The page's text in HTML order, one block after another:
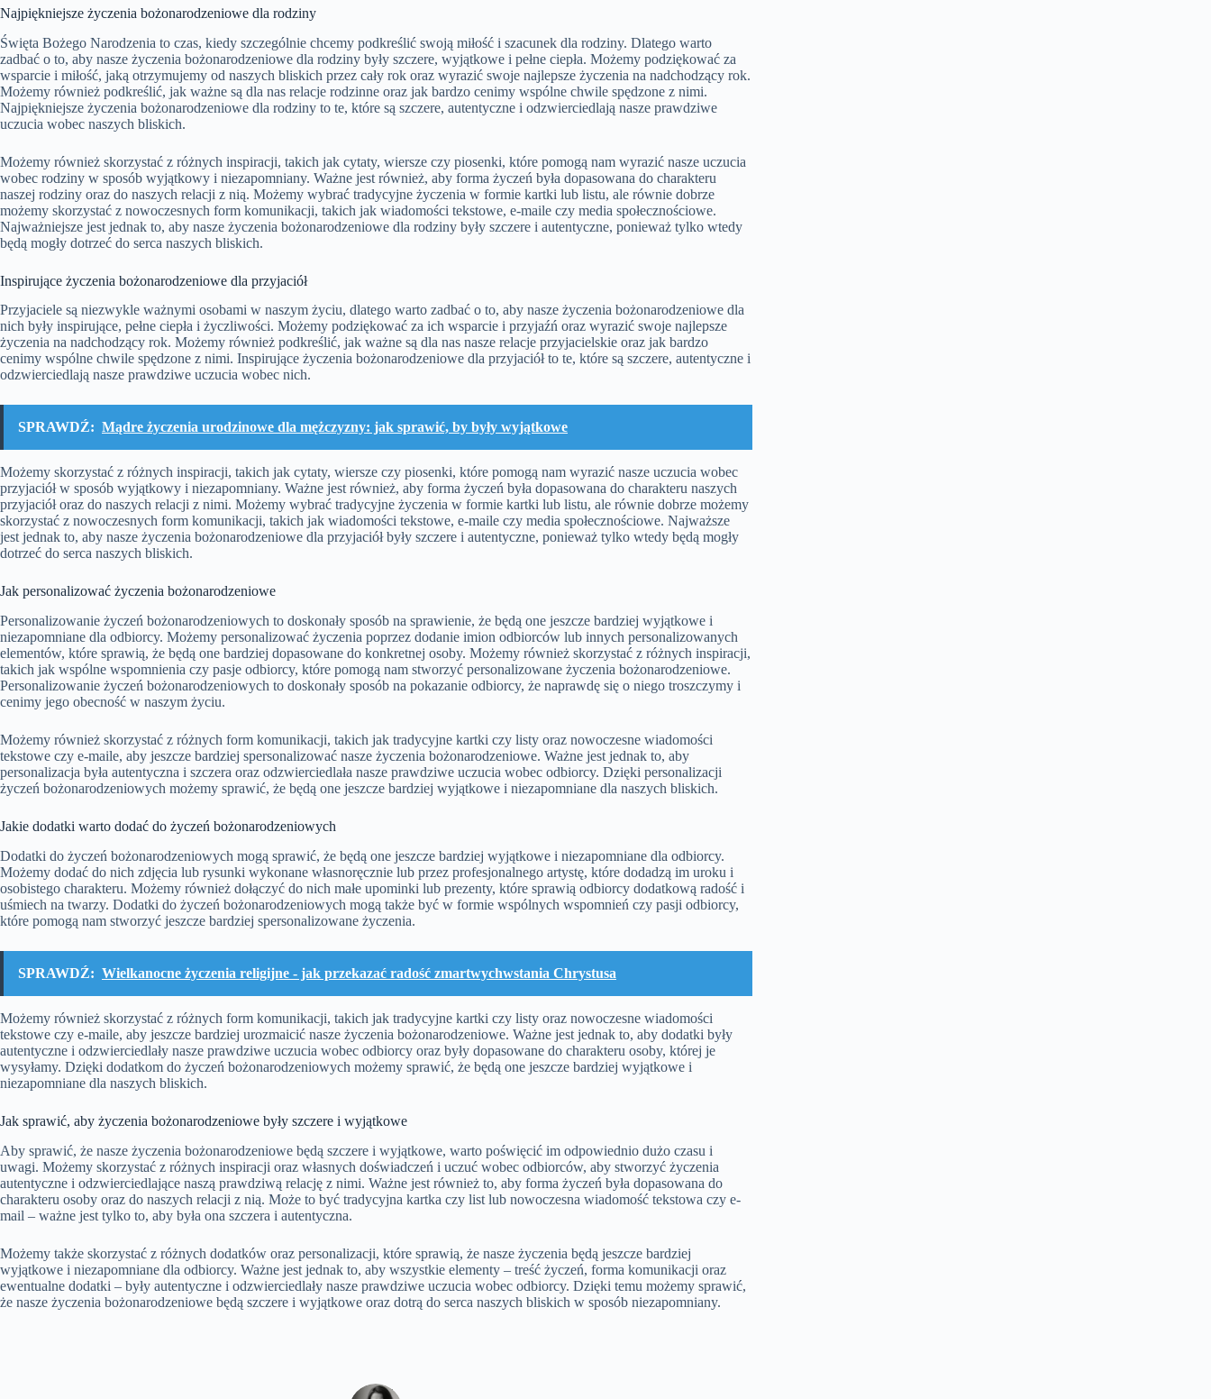
Najpiękniejsze życzenia bożonarodzeniowe dla rodziny
Święta Bożego Narodzenia to czas, kiedy szczególnie chcemy podkreślić swoją miłość i szacunek dla rodziny. Dlatego warto
zadbać o to, aby nasze życzenia bożonarodzeniowe dla rodziny były szczere, wyjątkowe i pełne ciepła. Możemy podziękować za
wsparcie i miłość, jaką otrzymujemy od naszych bliskich przez cały rok oraz wyrazić swoje najlepsze życzenia na nadchodzący rok.
Możemy również podkreślić, jak ważne są dla nas relacje rodzinne oraz jak bardzo cenimy wspólne chwile spędzone z nimi.
Najpiękniejsze życzenia bożonarodzeniowe dla rodziny to te, które są szczere, autentyczne i odzwierciedlają nasze prawdziwe
uczucia wobec naszych bliskich.
Możemy również skorzystać z różnych inspiracji, takich jak cytaty, wiersze czy piosenki, które pomogą nam wyrazić nasze uczucia
wobec rodziny w sposób wyjątkowy i niezapomniany. Ważne jest również, aby forma życzeń była dopasowana do charakteru
naszej rodziny oraz do naszych relacji z nią. Możemy wybrać tradycyjne życzenia w formie kartki lub listu, ale równie dobrze
możemy skorzystać z nowoczesnych form komunikacji, takich jak wiadomości tekstowe, e-maile czy media społecznościowe.
Najważniejsze jest jednak to, aby nasze życzenia bożonarodzeniowe dla rodziny były szczere i autentyczne, ponieważ tylko wtedy
będą mogły dotrzeć do serca naszych bliskich.
Inspirujące życzenia bożonarodzeniowe dla przyjaciół
Przyjaciele są niezwykle ważnymi osobami w naszym życiu, dlatego warto zadbać o to, aby nasze życzenia bożonarodzeniowe dla
nich były inspirujące, pełne ciepła i życzliwości. Możemy podziękować za ich wsparcie i przyjaźń oraz wyrazić swoje najlepsze
życzenia na nadchodzący rok. Możemy również podkreślić, jak ważne są dla nas nasze relacje przyjacielskie oraz jak bardzo
cenimy wspólne chwile spędzone z nimi. Inspirujące życzenia bożonarodzeniowe dla przyjaciół to te, które są szczere, autentyczne i
odzwierciedlają nasze prawdziwe uczucia wobec nich.
SPRAWDŹ: Mądre życzenia urodzinowe dla mężczyzny: jak sprawić, by były wyjątkowe
Możemy skorzystać z różnych inspiracji, takich jak cytaty, wiersze czy piosenki, które pomogą nam wyrazić nasze uczucia wobec
przyjaciół w sposób wyjątkowy i niezapomniany. Ważne jest również, aby forma życzeń była dopasowana do charakteru naszych
przyjaciół oraz do naszych relacji z nimi. Możemy wybrać tradycyjne życzenia w formie kartki lub listu, ale równie dobrze możemy
skorzystać z nowoczesnych form komunikacji, takich jak wiadomości tekstowe, e-maile czy media społecznościowe. Najważsze
jest jednak to, aby nasze życzenia bożonarodzeniowe dla przyjaciół były szczere i autentyczne, ponieważ tylko wtedy będą mogły
dotrzeć do serca naszych bliskich.
Jak personalizować życzenia bożonarodzeniowe
Personalizowanie życzeń bożonarodzeniowych to doskonały sposób na sprawienie, że będą one jeszcze bardziej wyjątkowe i
niezapomniane dla odbiorcy. Możemy personalizować życzenia poprzez dodanie imion odbiorców lub innych personalizowanych
elementów, które sprawią, że będą one bardziej dopasowane do konkretnej osoby. Możemy również skorzystać z różnych inspiracji,
takich jak wspólne wspomnienia czy pasje odbiorcy, które pomogą nam stworzyć personalizowane życzenia bożonarodzeniowe.
Personalizowanie życzeń bożonarodzeniowych to doskonały sposób na pokazanie odbiorcy, że naprawdę się o niego troszczymy i
cenimy jego obecność w naszym życiu.
Możemy również skorzystać z różnych form komunikacji, takich jak tradycyjne kartki czy listy oraz nowoczesne wiadomości
tekstowe czy e-maile, aby jeszcze bardziej spersonalizować nasze życzenia bożonarodzeniowe. Ważne jest jednak to, aby
personalizacja była autentyczna i szczera oraz odzwierciedlała nasze prawdziwe uczucia wobec odbiorcy. Dzięki personalizacji
życzeń bożonarodzeniowych możemy sprawić, że będą one jeszcze bardziej wyjątkowe i niezapomniane dla naszych bliskich.
Jakie dodatki warto dodać do życzeń bożonarodzeniowych
Dodatki do życzeń bożonarodzeniowych mogą sprawić, że będą one jeszcze bardziej wyjątkowe i niezapomniane dla odbiorcy.
Możemy dodać do nich zdjęcia lub rysunki wykonane własnoręcznie lub przez profesjonalnego artystę, które dodadzą im uroku i
osobistego charakteru. Możemy również dołączyć do nich małe upominki lub prezenty, które sprawią odbiorcy dodatkową radość i
uśmiech na twarzy. Dodatki do życzeń bożonarodzeniowych mogą także być w formie wspólnych wspomnień czy pasji odbiorcy,
które pomogą nam stworzyć jeszcze bardziej spersonalizowane życzenia.
SPRAWDŹ: Wielkanocne życzenia religijne - jak przekazać radość zmartwychwstania Chrystusa
Możemy również skorzystać z różnych form komunikacji, takich jak tradycyjne kartki czy listy oraz nowoczesne wiadomości
tekstowe czy e-maile, aby jeszcze bardziej urozmaicić nasze życzenia bożonarodzeniowe. Ważne jest jednak to, aby dodatki były
autentyczne i odzwierciedlały nasze prawdziwe uczucia wobec odbiorcy oraz były dopasowane do charakteru osoby, której je
wysyłamy. Dzięki dodatkom do życzeń bożonarodzeniowych możemy sprawić, że będą one jeszcze bardziej wyjątkowe i
niezapomniane dla naszych bliskich.
Jak sprawić, aby życzenia bożonarodzeniowe były szczere i wyjątkowe
Aby sprawić, że nasze życzenia bożonarodzeniowe będą szczere i wyjątkowe, warto poświęcić im odpowiednio dużo czasu i
uwagi. Możemy skorzystać z różnych inspiracji oraz własnych doświadczeń i uczuć wobec odbiorców, aby stworzyć życzenia
autentyczne i odzwierciedlające naszą prawdziwą relację z nimi. Ważne jest również to, aby forma życzeń była dopasowana do
charakteru osoby oraz do naszych relacji z nią. Może to być tradycyjna kartka czy list lub nowoczesna wiadomość tekstowa czy e-
mail – ważne jest tylko to, aby była ona szczera i autentyczna.
Możemy także skorzystać z różnych dodatków oraz personalizacji, które sprawią, że nasze życzenia będą jeszcze bardziej
wyjątkowe i niezapomniane dla odbiorcy. Ważne jest jednak to, aby wszystkie elementy – treść życzeń, forma komunikacji oraz
ewentualne dodatki – były autentyczne i odzwierciedlały nasze prawdziwe uczucia wobec odbiorcy. Dzięki temu możemy sprawić,
że nasze życzenia bożonarodzeniowe będą szczere i wyjątkowe oraz dotrą do serca naszych bliskich w sposób niezapomniany.